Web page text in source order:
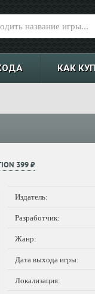
КАК
399 ₽
Издатель:
Разработчик:
Жанр:
Дата выхода игры:
Локализация: